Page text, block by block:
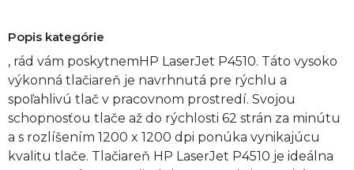
Popis kategórie
, rád vám poskytnemHP LaserJet P4510. Táto vysoko
výkonná tlačiareň je navrhnutá pre rýchlu a
spoľahlivú tlač v pracovnom prostredí. Svojou
schopnosťou tlače až do rýchlosti 62 strán za minútu
a s rozlíšením 1200 x 1200 dpi ponúka vynikajúcu
kvalitu tlače. Tlačiareň HP LaserJet P4510 je ideálna